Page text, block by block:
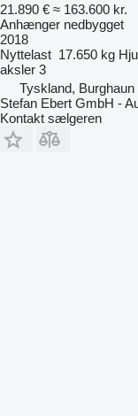
21.890 € ≈ 163.600 kr.
Anhænger nedbygget
2018
Nyttelast 17.650 kg
aksler 3
Tyskland, Burghaun
Stefan Ebert GmbH -
Kontakt sælgeren